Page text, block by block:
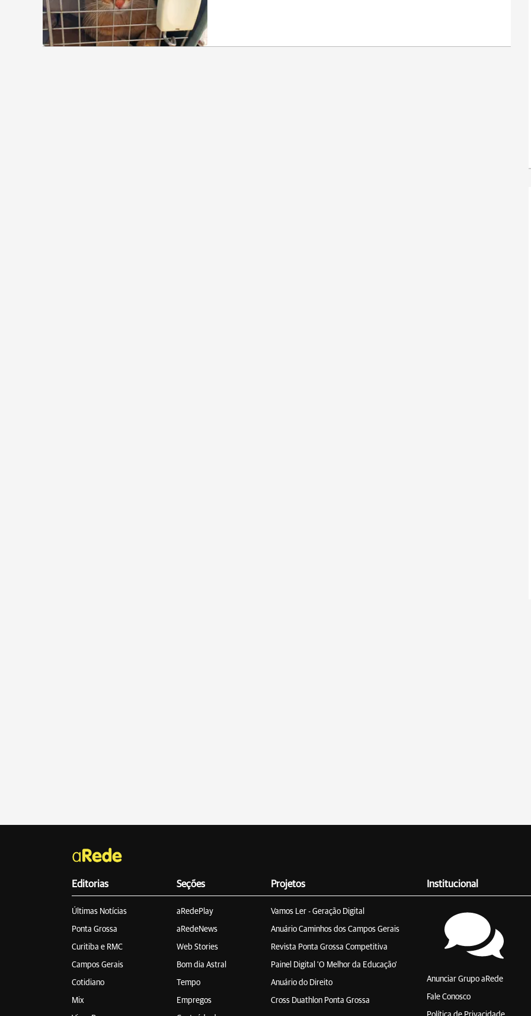
Editorias
Últimas Notícias
Ponta Grossa
Curitiba e RMC
Campos Gerais
Cotidiano
Mix
Seções
aRedePlay
aRedeNews
Web Stories
Bom dia Astral
Tempo
Empregos
Projetos
Vamos Ler - Geração Digital
Anuário Caminhos dos Campos Gerais
Revista Ponta Grossa Competitiva
Painel Digital 'O Melhor da Educação'
Anuário do Direito
Cross Duathlon Ponta Grossa
Institucional
Anunciar Grupo aRede
Fale Conosco